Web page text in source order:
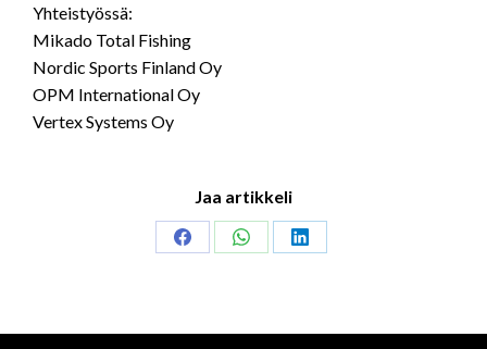
Yhteistyössä:
Mikado Total Fishing
Nordic Sports Finland Oy
OPM International Oy
Vertex Systems Oy
Jaa artikkeli
Share
Share
Share